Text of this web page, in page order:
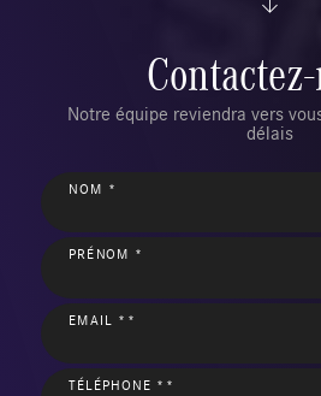
Notre équipe reviendra vers
délais
NOM *
PRÉNOM *
EMAIL **
TÉLÉPHONE **